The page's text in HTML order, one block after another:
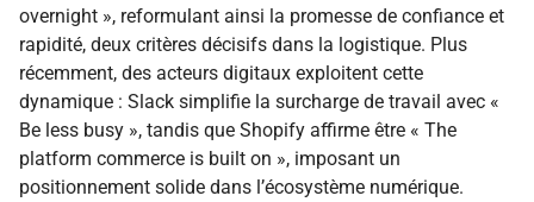
overnight », reformulant ainsi la promesse de confiance et
rapidité, deux critères décisifs dans la logistique. Plus
récemment, des acteurs digitaux exploitent cette
dynamique : Slack simplifie la surcharge de travail avec «
Be less busy », tandis que Shopify affirme être « The
platform commerce is built on », imposant un
positionnement solide dans l’écosystème numérique.